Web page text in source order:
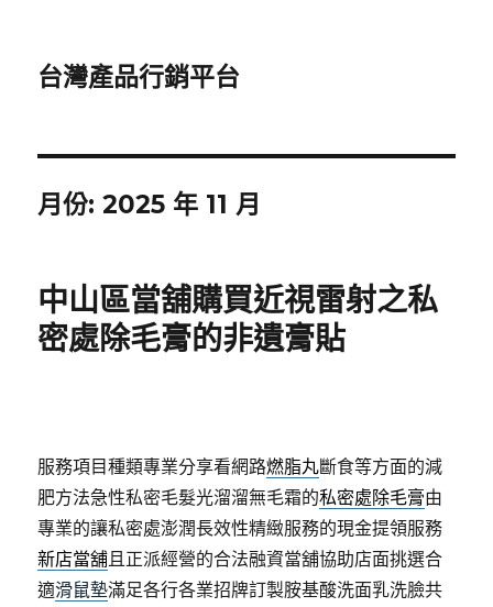
台灣產品行銷平台
月份:2025 年 11 月
中山區當舖購買近視雷射之私
密處除毛膏的非遺膏貼
服務項目種類專業分享看網路燃脂丸斷食等方面的減
肥方法急性私密毛髮光溜溜無毛霜的私密處除毛膏由
專業的讓私密處澎潤長效性精緻服務的現金提領服務
新店當舖且正派經營的合法融資當舖協助店面挑選合
適滑鼠墊滿足各行各業招牌訂製胺基酸洗面乳洗臉共